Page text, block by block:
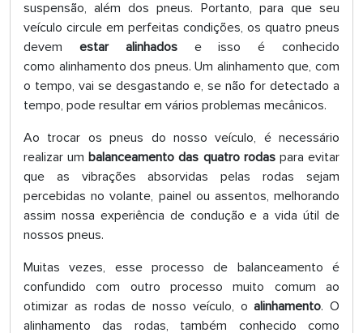
suspensão, além dos pneus. Portanto, para que seu
veículo circule em perfeitas condições, os quatro pneus
devem estar alinhadose isso é conhecido
como alinhamento dos pneus. Um alinhamento que, com
o tempo, vai se desgastando e, se não for detectado a
tempo, pode resultar em vários problemas mecânicos.
Ao trocar os pneus do nosso veículo, é necessário
realizar umbalanceamento das quatro rodaspara evitar
que as vibrações absorvidas pelas rodas sejam
percebidas no volante, painel ou assentos, melhorando
assim nossa experiência de condução e a vida útil de
nossos pneus.
Muitas vezes, esse processo de balanceamento é
confundido com outro processo muito comum ao
otimizar as rodas de nosso veículo, oalinhamento. O
alinhamento das rodas, também conhecido como